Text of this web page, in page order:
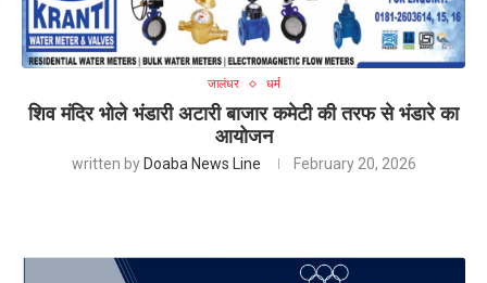
जालंधर धर्म
शिव मंदिर भोले भंडारी अटारी बाजार कमेटी की तरफ से भंडारे का
आयोजन
written by Doaba News Line February 20, 2026